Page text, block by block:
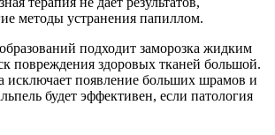
методы устранения папиллом.
подходит заморозка жидким
повреждения здоровых тканей большой.
исключает появление больших шрамов и
будет эффективен, если патология